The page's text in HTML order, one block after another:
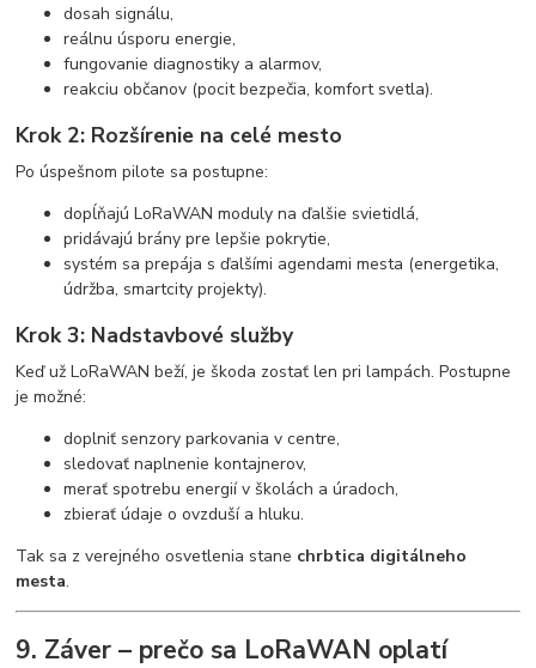
dosah signálu,
reálnu úsporu energie,
fungovanie diagnostiky a alarmov,
reakciu občanov (pocit bezpečia, komfort svetla).
Krok 2: Rozšírenie na celé mesto
Po úspešnom pilote sa postupne:
dopĺňajú LoRaWAN moduly na ďalšie svietidlá,
pridávajú brány pre lepšie pokrytie,
systém sa prepája s ďalšími agendami mesta (energetika,
údržba, smartcity projekty).
Krok 3: Nadstavbové služby
Keď už LoRaWAN beží, je škoda zostať len pri lampách. Postupne
je možné:
doplniť senzory parkovania v centre,
sledovať naplnenie kontajnerov,
merať spotrebu energií v školách a úradoch,
zbierať údaje o ovzduší a hluku.
Tak sa z verejného osvetlenia stane chrbtica digitálneho
mesta.
9. Záver – prečo sa LoRaWAN oplatí